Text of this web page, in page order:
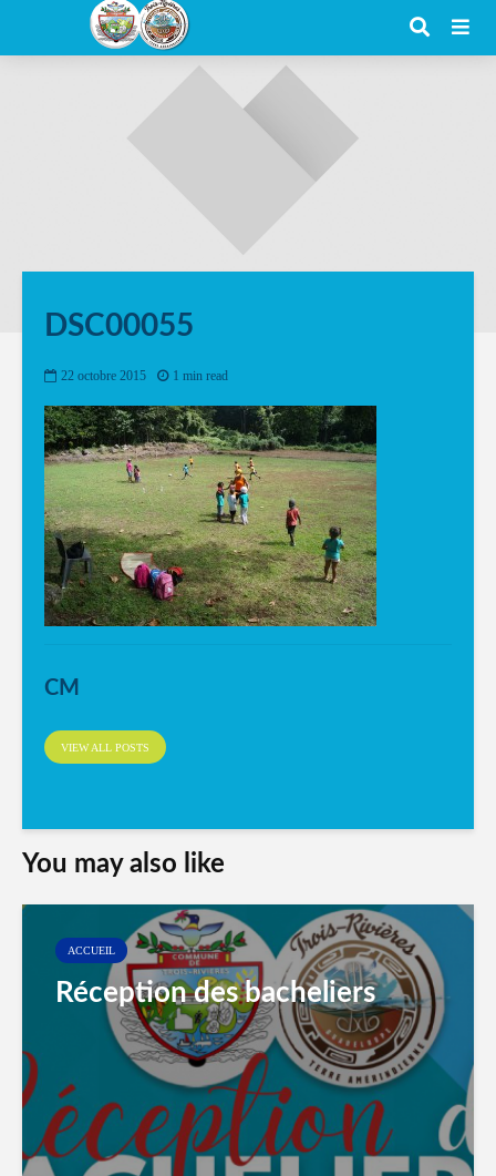
DSC00055
22 octobre 2015 1 min read
CM
VIEW ALL POSTS
You may also like
ACCUEIL
Réception des bacheliers